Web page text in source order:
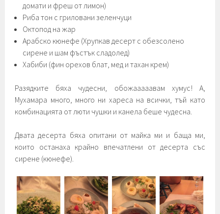
домати и фреш от лимон)
Риба тон с гриловани зеленчуци
Октопод на жар
Арабско кюнефе (Хрупкав десерт с обезсолено
сирене и шам фъстък сладолед)
Хабиби (фин орехов блат, мед и тахан крем)
Разядките бяха чудесни, обожааааавам хумус! А,
Мухамара много, много ни хареса на всички, тъй като
комбинацията от люти чушки и канела беше чудесна.
Двата десерта бяха опитани от майка ми и баща ми,
които останаха крайно впечатлени от десерта със
сирене (кюнефе).